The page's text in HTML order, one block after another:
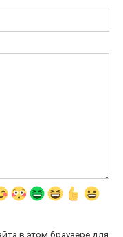
в этом браузере для